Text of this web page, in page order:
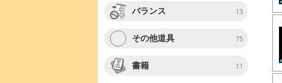
バランス 13
その他道具 75
書籍 11